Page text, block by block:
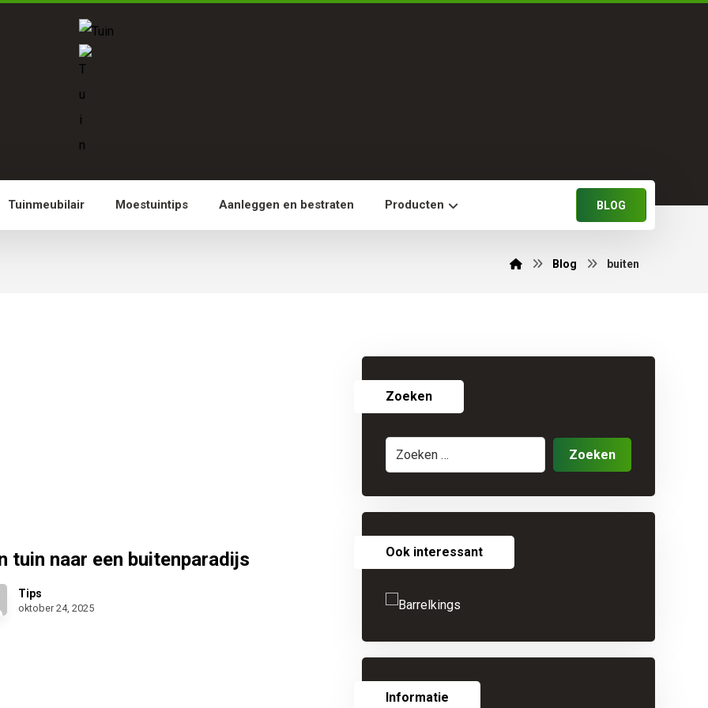
Tuinmeubilair Moestuintips Aanleggen en bestraten Producten BLOG
Blog buiten
tuin naar een buitenparadijs
Tips
oktober 24, 2025
Zoeken
Ook interessant
Informatie